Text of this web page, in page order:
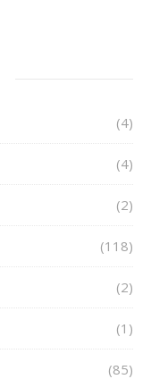
(4)
(4)
(2)
(118)
(2)
(1)
(85)